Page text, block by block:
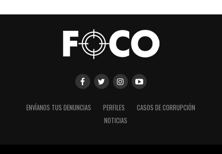
ENVÍANOS TUS DENUNCIAS PERFILES
CASOS DE CORRUPCIÓN
NOTICIAS